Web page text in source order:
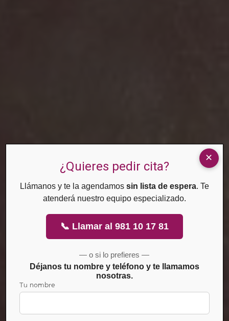
ozono
¿Quieres pedir cita?
Llámanos y te la agendamos sin lista de espera. Te
atenderá nuestro equipo especializado.
📞 Llamar al 981 10 17 81
— o si lo prefieres —
Déjanos tu nombre y teléfono y te llamamos
nosotras.
Tu nombre